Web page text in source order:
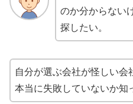
のか分からない
探したい。
自分が選ぶ会社が怪しい会
本当に失敗していないか知